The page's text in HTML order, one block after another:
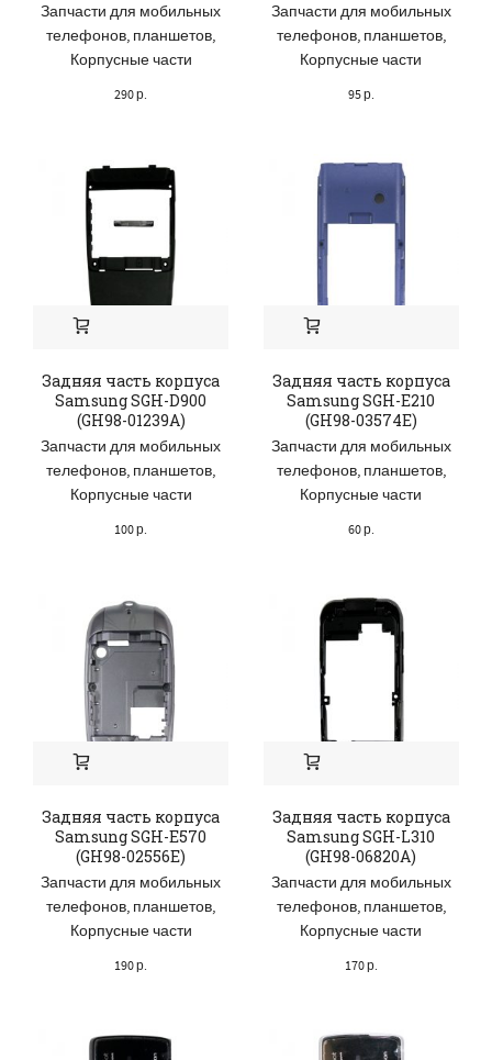
Запчасти для мобильных
телефонов, планшетов,
Корпусные части
290р.
Запчасти для мобильных
телефонов, планшетов,
Корпусные части
95р.
Задняя часть корпуса
Samsung SGH-D900
(GH98-01239A)
Запчасти для мобильных
телефонов, планшетов,
Корпусные части
100р.
Задняя часть корпуса
Samsung SGH-E210
(GH98-03574E)
Запчасти для мобильных
телефонов, планшетов,
Корпусные части
60р.
Задняя часть корпуса
Samsung SGH-E570
(GH98-02556E)
Запчасти для мобильных
телефонов, планшетов,
Корпусные части
190р.
Задняя часть корпуса
Samsung SGH-L310
(GH98-06820A)
Запчасти для мобильных
телефонов, планшетов,
Корпусные части
170р.